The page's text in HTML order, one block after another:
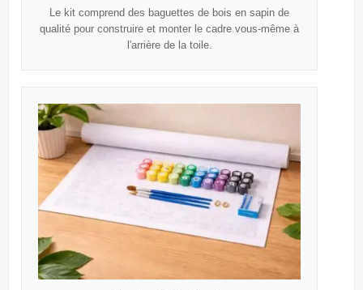
Le kit comprend des baguettes de bois en sapin de
qualité pour construire et monter le cadre vous-même à
l'arrière de la toile.